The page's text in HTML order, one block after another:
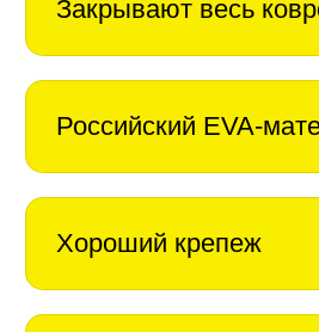
Закрывают весь
Российский EVA-
Хороший крепеж